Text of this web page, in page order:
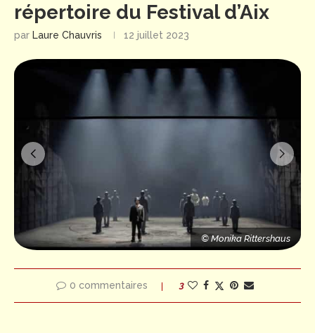
répertoire du Festival d’Aix
par Laure Chauvris 12 juillet 2023
© Monika Rittershaus
© Monika Rittershaus
0 commentaires 3